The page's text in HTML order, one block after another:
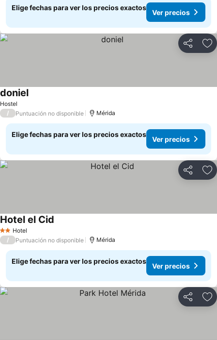
Elige fechas para ver los precios exactos
Ver precios
Compartir
Hostel
doniel
/ Puntuación no disponible Mérida
Elige fechas para ver los precios exactos
Ver precios
Compartir
2 Estrellas
Hotel
Hotel el Cid
/ Puntuación no disponible Mérida
Elige fechas para ver los precios exactos
Ver precios
Compartir